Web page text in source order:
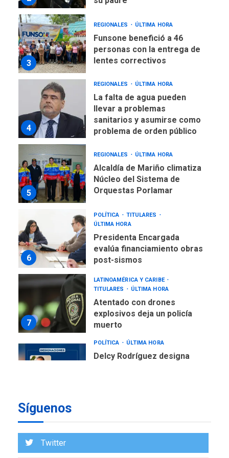
3
REGIONALES ÚLTIMA HORA
Funsone benefició a 46
personas con la entrega de
lentes correctivos
4
REGIONALES ÚLTIMA HORA
La falta de agua pueden
llevar a problemas
sanitarios y asumirse como
problema de orden público
5
REGIONALES ÚLTIMA HORA
Alcaldía de Mariño climatiza
Núcleo del Sistema de
Orquestas Porlamar
6
POLÍTICA
TITULARES
ÚLTIMA HORA
Presidenta Encargada
evalúa financiamiento obras
post-sismos
7
LATINOAMÉRICA Y CARIBE
TITULARES
ÚLTIMA HORA
Atentado con drones
explosivos deja un policía
muerto
POLÍTICA ÚLTIMA HORA
Delcy Rodríguez designa
Argentina para despedir a
Síguenos
Twitter